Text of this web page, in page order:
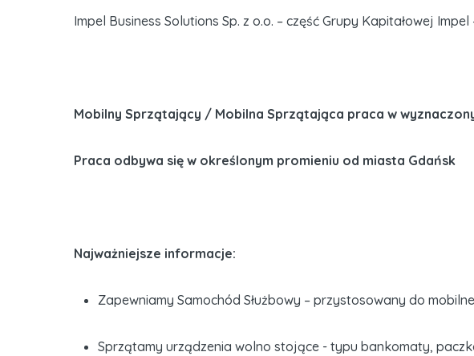
Impel Business Solutions Sp. z o.o. – część Grupy Kapitałowej
Mobilny Sprzątający / Mobilna Sprzątająca praca w
Praca odbywa się w określonym promieniu od miasta Gdańsk
Najważniejsze informacje:
Zapewniamy Samochód Służbowy – przystosowany do
Sprzątamy urządzenia wolno stojące - typu bankomaty,